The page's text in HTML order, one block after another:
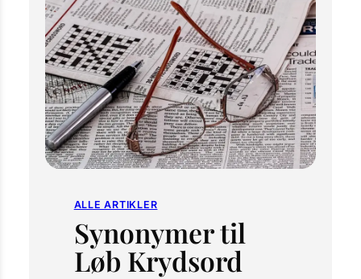
ALLE ARTIKLER
Synonymer til
Løb Krydsord